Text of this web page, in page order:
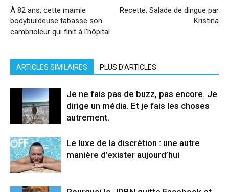
À 82 ans, cette mamie
bodybuildeuse tabasse son
cambrioleur qui finit à l’hôpital
Recette: Salade de dingue par
Kristina
ARTICLES SIMILAIRES PLUS D'ARTICLES
Je ne fais pas de buzz, pas encore. Je
dirige un média. Et je fais les choses
autrement.
Le luxe de la discrétion : une autre
manière d’exister aujourd’hui